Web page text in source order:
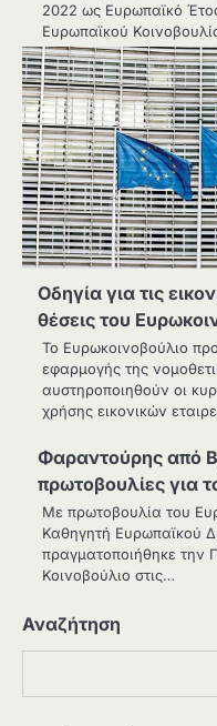
2022 ως Ευρωπαϊκό
Ευρωπαϊκού
Οδηγία για τις
θέσεις του
Το Ευρωκοινοβούλιο
εφαρμογής της
αυστηροποιηθούν οι
χρήσης εικονικών
Φαραντούρης από
πρωτοβουλίες για
Με πρωτοβουλία του
Καθηγητή Ευρωπαϊκού
πραγματοποιήθηκε την
Κοινοβούλιο στις…
Αναζήτηση